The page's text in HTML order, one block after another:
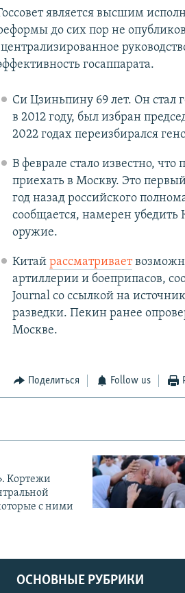
является высшим
до сих пор не
госаппарата.
Си Цзиньпину 69 лет. Он
в 2012 году, был избран
2022 годах переизбирался
В феврале стало известно,
приехать в Москву. Это
год назад российского
сообщается, намерен
оружие.
Китай рассматривает
артиллерии и боеприпасов,
Journal со ссылкой на
разведки. Пекин ранее
Москве.
Поделиться Follow us
Кортежи
с ними
ОСНОВНЫЕ РУБРИКИ